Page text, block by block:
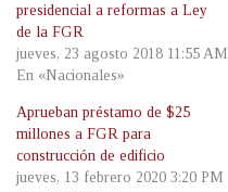
presidencial a reformas a Ley
de la FGR
jueves, 23 agosto 2018 11:55 AM
En «Nacionales»
Aprueban préstamo de $25
millones a FGR para
construcción de edificio
jueves, 13 febrero 2020 3:20 PM